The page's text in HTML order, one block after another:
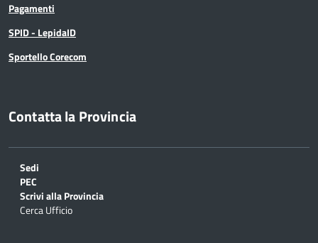
Pagamenti
SPID - LepidaID
Sportello Corecom
Contatta la Provincia
Sedi
PEC
Scrivi alla Provincia
Cerca Ufficio